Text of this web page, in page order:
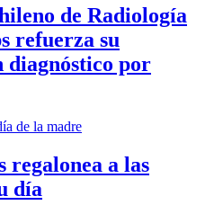
de Radiología
refuerza su
diagnóstico por
regalonea a las
día